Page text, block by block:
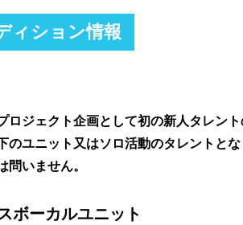
ィション情報
ロジェクト企画として初の新人タレント
のユニット又はソロ活動のタレントとな
問いません。
ボーカルユニット